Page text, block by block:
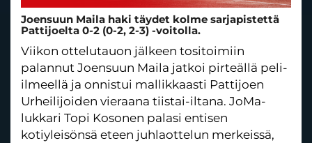
Joensuun Maila haki täydet kolme sarjapistettä
Pattijoelta 0-2 (0-2, 2-3) -voitolla.
Viikon ottelutauon jälkeen tositoimiin
palannut Joensuun Maila jatkoi pirteällä peli-
ilmeellä ja onnistui mallikkaasti Pattijoen
Urheilijoiden vieraana tiistai-iltana. JoMa-
lukkari Topi Kosonen palasi entisen
kotiyleisönsä eteen juhlaottelun merkeissä,